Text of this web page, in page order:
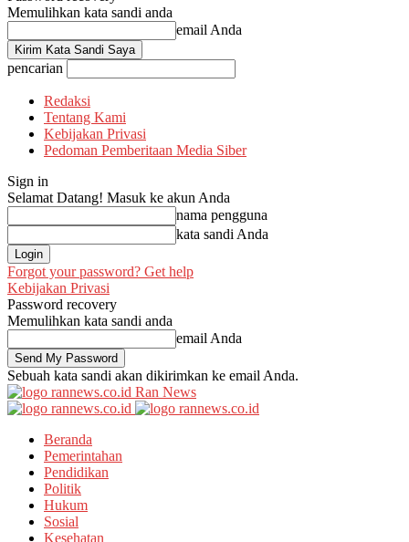
Memulihkan kata sandi anda
email Anda
pencarian
Redaksi
Tentang Kami
Kebijakan Privasi
Pedoman Pemberitaan Media Siber
Sign in
Selamat Datang! Masuk ke akun Anda
nama pengguna
kata sandi Anda
Forgot your password? Get help
Kebijakan Privasi
Password recovery
Memulihkan kata sandi anda
email Anda
Sebuah kata sandi akan dikirimkan ke email Anda.
Ran News
Beranda
Pemerintahan
Pendidikan
Politik
Hukum
Sosial
Kesehatan